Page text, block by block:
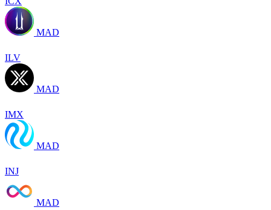
MAD
ILV
MAD
IMX
MAD
INJ
MAD